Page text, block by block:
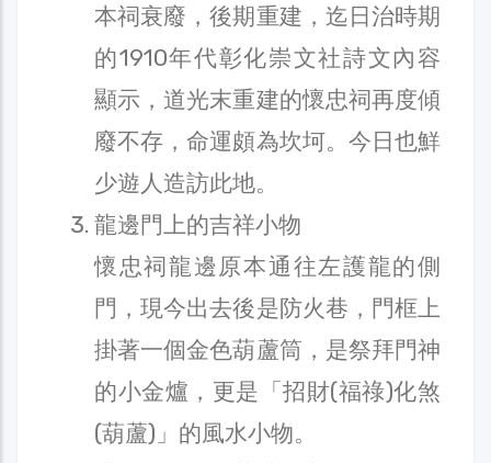
本祠衰廢，後期重建，迄日治時期
的1910年代彰化崇文社詩文內容
顯示，道光末重建的懷忠祠再度傾
廢不存，命運頗為坎坷。今日也鮮
少遊人造訪此地。
龍邊門上的吉祥小物
懷忠祠龍邊原本通往左護龍的側
門，現今出去後是防火巷，門框上
掛著一個金色葫蘆筒，是祭拜門神
的小金爐，更是「招財(福祿)化煞
(葫蘆)」的風水小物。